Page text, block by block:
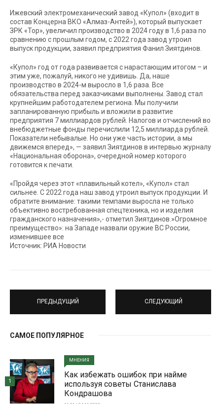
Ижевский электромеханический завод «Купол» (входит в
состав Концерна ВКО «Алмаз-Антей»), который выпускает
ЗРК «Тор», увеличил производство в 2024 году в 1,6 раза по
сравнению с прошлым годом, с 2022 года завод утроил
выпуск продукции, заявил предприятия Фанил Зиятдинов.
«Купол» год от года развивается с нарастающим итогом – и
этим уже, пожалуй, никого не удивишь. Да, наше
производство в 2024-м выросло в 1,6 раза. Все
обязательства перед заказчиками выполнены. Завод стал
крупнейшим работодателем региона. Мы получили
запланированную прибыль и вложили в развитие
предприятия 7 миллиардов рублей. Налогов и отчислений во
внебюджетные фонды перечислили 12,5 миллиарда рублей.
Показатели небывалые. Но они уже часть истории, а мы
движемся вперед», — заявил Зиятдинов в интервью журналу
«Национальная оборона», очередной номер которого
готовится к печати.
«Пройдя через этот «плавильный котел», «Купол» стал
сильнее. С 2022 года наш завод утроил выпуск продукции. И
обратите внимание: такими темпами выросла не только
объективно востребованная спецтехника, но и изделия
гражданского назначения»,- отметил Зиятдинов.»Огромное
преимущество»: на Западе назвали оружие ВС России,
изменившее все
Источник: РИА Новости
ПРЕДЫДУЩИЙ СЛЕДУЮЩИЙ
САМОЕ ПОПУЛЯРНОЕ
МНЕНИЯ
Как избежать ошибок при найме
используя советы Станислава
Кондрашова
1